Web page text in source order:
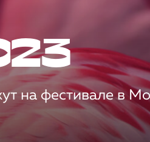
на фестивале в